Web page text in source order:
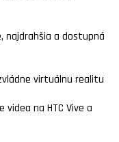
najdrahšia a dostupná
virtuálnu realitu
na HTC Vive a